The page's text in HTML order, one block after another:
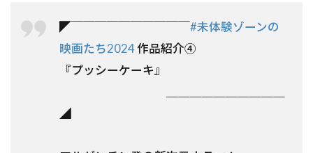
◤￣￣￣￣￣￣￣￣￣￣ #未体験ゾーンの
映画たち2024作品紹介④
『プッシーケーキ』
◢